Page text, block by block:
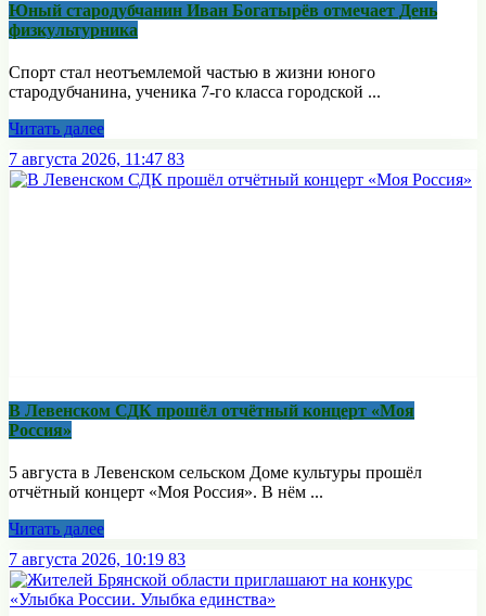
Юный стародубчанин Иван Богатырёв отмечает День
физкультурника
Спорт стал неотъемлемой частью в жизни юного
стародубчанина, ученика 7-го класса городской ...
Читать далее
7 августа 2026, 11:47 83
В Левенском СДК прошёл отчётный концерт «Моя
Россия»
5 августа в Левенском сельском Доме культуры прошёл
отчётный концерт «Моя Россия». В нём ...
Читать далее
7 августа 2026, 10:19 83